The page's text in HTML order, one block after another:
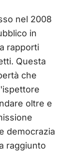
nel 2008
in
rapporti
Questa
che
oltre e
democrazia
raggiunto